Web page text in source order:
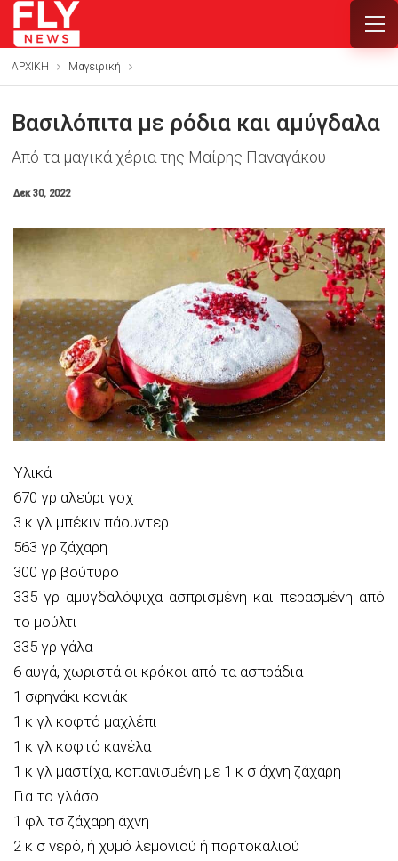
ΑΡΧΙΚΗ Mαγειρική
Βασιλόπιτα με ρόδια και αμύγδαλα
Από τα μαγικά χέρια της Μαίρης Παναγάκου
Δεκ 30, 2022
Υλικά
670 γρ αλεύρι γοχ
3 κ γλ μπέκιν πάουντερ
563 γρ ζάχαρη
300 γρ βούτυρο
335 γρ αμυγδαλόψιχα ασπρισμένη και περασμένη από
το μούλτι
335 γρ γάλα
6 αυγά, χωριστά οι κρόκοι από τα ασπράδια
1 σφηνάκι κονιάκ
1 κ γλ κοφτό μαχλέπι
1 κ γλ κοφτό κανέλα
1 κ γλ μαστίχα, κοπανισμένη με 1 κ σ άχνη ζάχαρη
Για το γλάσο
1 φλ τσ ζάχαρη άχνη
2 κ σ νερό, ή χυμό λεμονιού ή πορτοκαλιού